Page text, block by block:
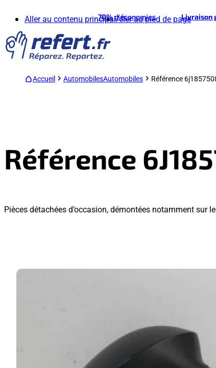
Aller au contenu principalAller au pied de page
70%d'économies Livraison
Accueil AutomobilesAutomobiles Référence
Référence
Pièces détachées d’occasion, démontées notamment sur